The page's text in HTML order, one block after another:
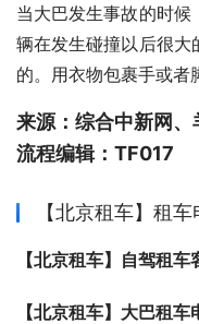
当大巴发生事故的时
辆在发生碰撞以后很大
的。用衣物包裹手或者
来源：综合中新网、
流程编辑：TF017
【北京租车】租
【北京租车】自驾租
【北京租车】大巴租